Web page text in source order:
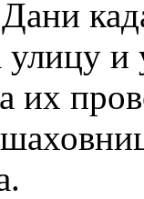
улицу
их